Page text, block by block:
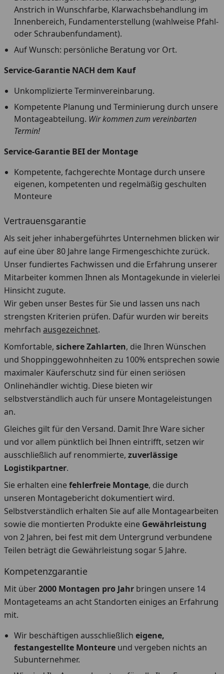
Anstrich in Wunschfarbe, Klarwachsbehandlung im
Innenbereich, Fundamenterstellung (wahlweise Pfahl-
oder Schraubenfundament).
Auf Wunsch: persönliche Beratung vor Ort.
Service-Garantie NACH dem Kauf
Unkomplizierte Terminvereinbarung.
Kompetente Planung und Terminierung durch unsere
Montageabteilung. Wir kommen zum vereinbarten
Termin!
Service-Garantie BEI der Montage
Kompetente, fachgerechte Montage durch unsere
eigenen, kompetenten und regelmäßig geschulten
Monteure
Vertrauensgarantie
Als seit jeher inhabergeführtes Unternehmen blicken wir
auf eine über 80 Jahre lange Firmengeschichte zurück.
Unser fundiertes Fachwissen und die Erfahrung unserer
Mitarbeiter kommen Ihnen als Montagekunde in vielerlei
Hinsicht zugute.
Wir geben unser Bestes für Sie und lassen uns nach
strengsten Kriterien prüfen. Dafür wurden wir bereits
mehrfach ausgezeichnet.
Komfortable, sichere Zahlarten, die Ihren Wünschen
und Shoppinggewohnheiten zu 100% entsprechen sowie
maximaler Käuferschutz sind für einen seriösen
Onlinehändler wichtig. Diese bieten wir
selbstverständlich auch für unsere Montageleistungen
an.
Gleiches gilt für den Versand. Damit Ihre Ware sicher
und vor allem pünktlich bei Ihnen eintrifft, setzen wir
ausschließlich auf renommierte, zuverlässige
Logistikpartner.
Sie erhalten einefehlerfreie Montage, die durch
unseren Montagebericht dokumentiert wird.
Selbstverständlich erhalten Sie auf alle Montagearbeiten
sowie die montierten Produkte eine Gewährleistung
von 2 Jahren, bei fest mit dem Untergrund verbundene
Teilen beträgt die Gewährleistung sogar 5 Jahre.
Kompetenzgarantie
Mit über2000 Montagen pro Jahr bringen unsere 14
Montageteams an acht Standorten einiges an Erfahrung
mit.
Wir beschäftigen ausschließlich eigene,
festangestellte Monteure und vergeben nichts an
Subunternehmer.